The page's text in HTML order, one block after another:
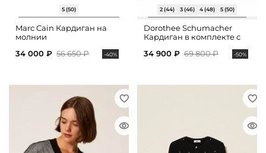
5 (50)
Marc Cain Кардиган на
молнии
34 000 ₽ 56 650 ₽ -40%
2 (44) 3 (46) 4 (48) 5 (50)
Dorothee Schumacher
Кардиган в комплекте с
34 900 ₽ 69 800 ₽ -50%